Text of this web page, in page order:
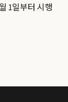
1일부터 시행